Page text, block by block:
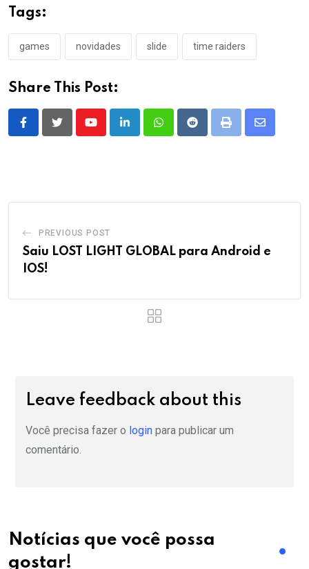
Tags:
games novidades slide time raiders
Share This Post:
YoutubeLinkedInWhatsappRedditPrint
Share
PREVIOUS POST
Saiu LOST LIGHT GLOBAL para Android e
IOS!
Leave feedback about this
Você precisa fazer o login para publicar um
comentário.
Notícias que você possa
gostar!